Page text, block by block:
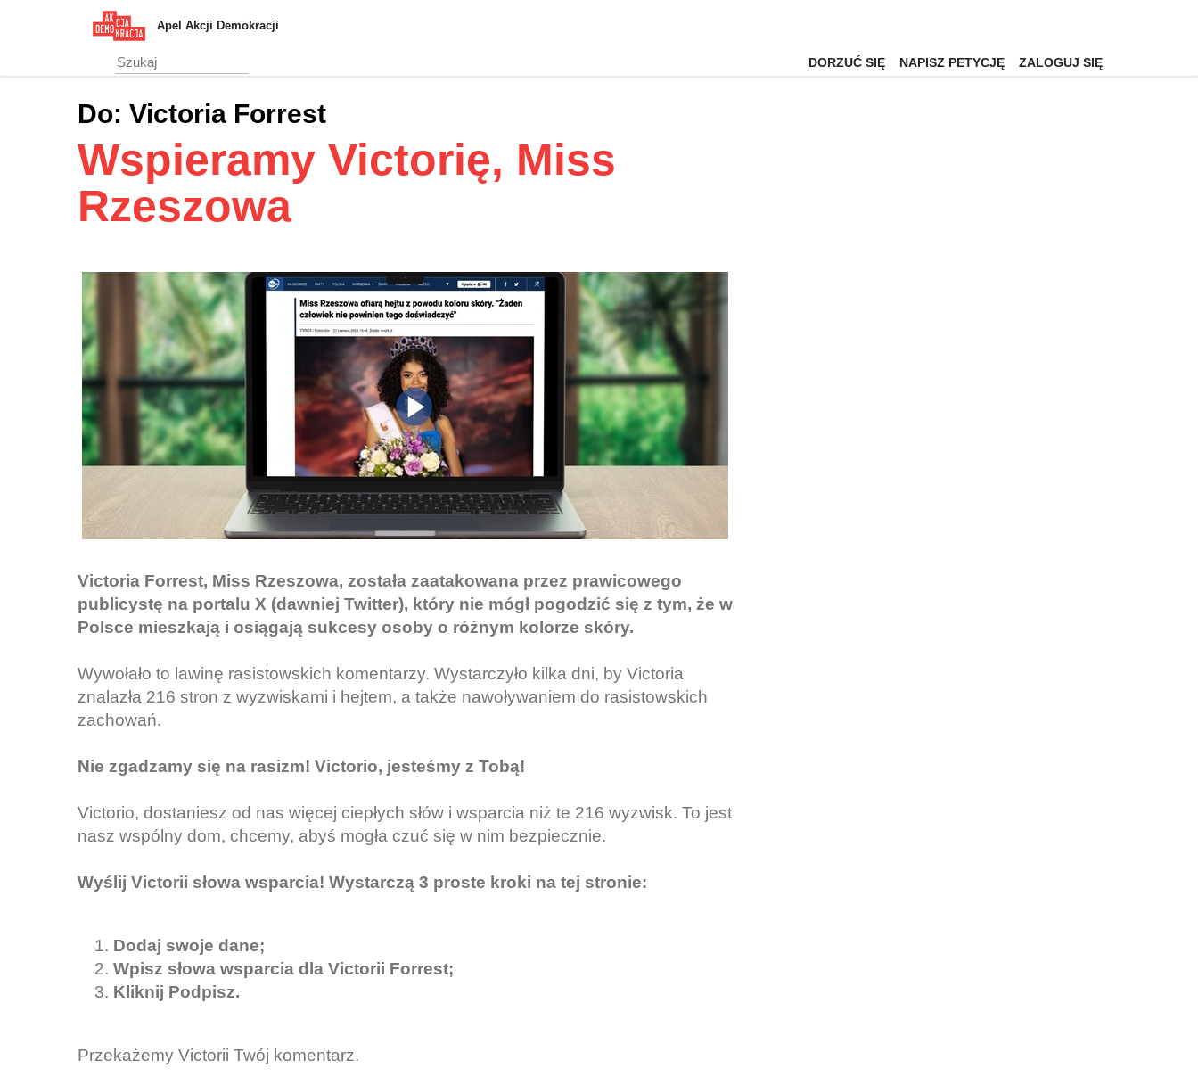
głównej
Apel Akcji Demokracji
DORZUĆ SIĘ NAPISZ PETYCJĘ ZALOGUJ SIĘ
Do: Victoria Forrest
Wspieramy Victorię, Miss
Rzeszowa
Victoria Forrest, Miss Rzeszowa, została zaatakowana przez prawicowego
publicystę na portalu X (dawniej Twitter), który nie mógł pogodzić się z tym, że w
Polsce mieszkają i osiągają sukcesy osoby o różnym kolorze skóry.
Wywołało to lawinę rasistowskich komentarzy. Wystarczyło kilka dni, by Victoria
znalazła 216 stron z wyzwiskami i hejtem, a także nawoływaniem do rasistowskich
zachowań.
Nie zgadzamy się na rasizm! Victorio, jesteśmy z Tobą!
Victorio, dostaniesz od nas więcej ciepłych słów i wsparcia niż te 216 wyzwisk. To jest
nasz wspólny dom, chcemy, abyś mogła czuć się w nim bezpiecznie.
Wyślij Victorii słowa wsparcia! Wystarczą 3 proste kroki na tej stronie:
Dodaj swoje dane;
Wpisz słowa wsparcia dla Victorii Forrest;
Kliknij Podpisz.
Przekażemy Victorii Twój komentarz.